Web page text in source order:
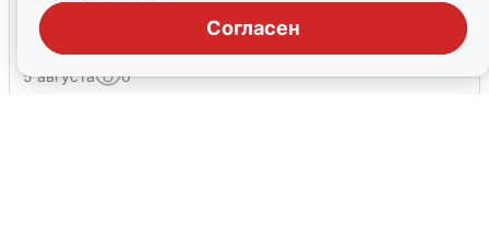
Согласен
Взрывы в Воронеже после сигнала
тревоги
5 августа 0